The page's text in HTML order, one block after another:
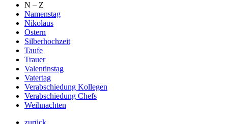
N – Z
Namenstag
Nikolaus
Ostern
Silberhochzeit
Taufe
Trauer
Valentinstag
Vatertag
Verabschiedung Kollegen
Verabschiedung Chefs
Weihnachten
zurück